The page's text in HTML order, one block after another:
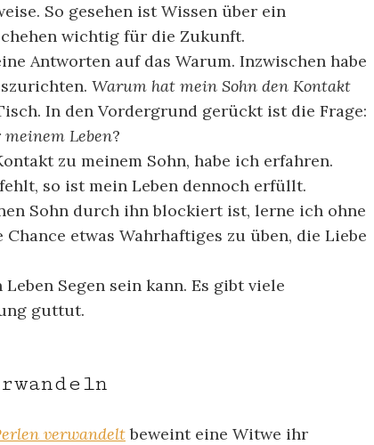
So gesehen ist Wissen über ein
wichtig für die Zukunft.
Antworten auf das Warum. Inzwischen habe
Warum hat mein Sohn den Kontakt
In den Vordergrund gerückt ist die Frage:
Leben?
zu meinem Sohn, habe ich erfahren.
so ist mein Leben dennoch erfüllt.
Sohn durch ihn blockiert ist, lerne ich ohne
etwas Wahrhaftiges zu üben, die Liebe
Segen sein kann. Es gibt viele
guttut.
verwandelt beweint eine Witwe ihr